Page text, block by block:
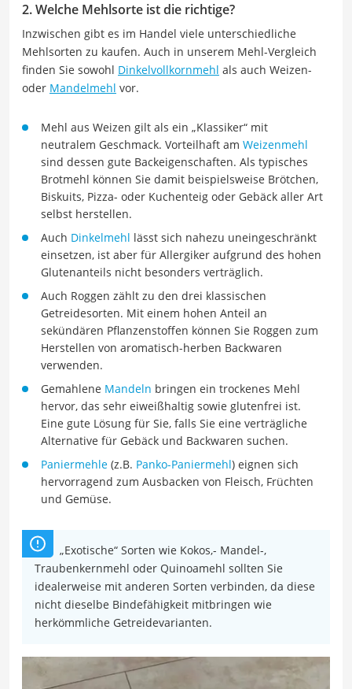
2. Welche Mehlsorte ist die richtige?
Inzwischen gibt es im Handel viele unterschiedliche
Mehlsorten zu kaufen. Auch in unserem Mehl-Vergleich
finden Sie sowohl Dinkelvollkornmehl als auch Weizen-
oder Mandelmehl vor.
Mehl aus Weizen gilt als ein „Klassiker“ mit
neutralem Geschmack. Vorteilhaft am Weizenmehl
sind dessen gute Backeigenschaften. Als typisches
Brotmehl können Sie damit beispielsweise Brötchen,
Biskuits, Pizza- oder Kuchenteig oder Gebäck aller Art
selbst herstellen.
Auch Dinkelmehl lässt sich nahezu uneingeschränkt
einsetzen, ist aber für Allergiker aufgrund des hohen
Glutenanteils nicht besonders verträglich.
Auch Roggen zählt zu den drei klassischen
Getreidesorten. Mit einem hohen Anteil an
sekündären Pflanzenstoffen können Sie Roggen zum
Herstellen von aromatisch-herben Backwaren
verwenden.
Gemahlene Mandeln bringen ein trockenes Mehl
hervor, das sehr eiweißhaltig sowie glutenfrei ist.
Eine gute Lösung für Sie, falls Sie eine verträgliche
Alternative für Gebäck und Backwaren suchen.
Paniermehle (z.B. Panko-Paniermehl) eignen sich
hervorragend zum Ausbacken von Fleisch, Früchten
und Gemüse.
„Exotische“ Sorten wie Kokos,- Mandel-,
Traubenkernmehl oder Quinoamehl sollten Sie
idealerweise mit anderen Sorten verbinden, da diese
nicht dieselbe Bindefähigkeit mitbringen wie
herkömmliche Getreidevarianten.